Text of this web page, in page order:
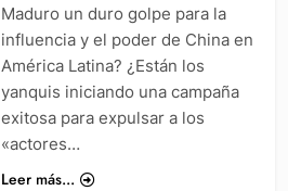
Maduro un duro golpe para la
influencia y el poder de China en
América Latina? ¿Están los
yanquis iniciando una campaña
exitosa para expulsar a los
«actores…
Leer más...